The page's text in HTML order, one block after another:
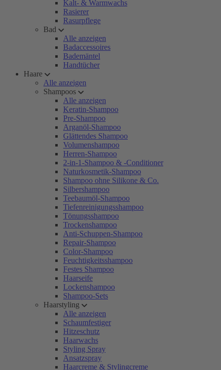
Kalt- & Warmwachs
Rasierer
Rasurpflege
Bad
Alle anzeigen
Badaccessoires
Bademäntel
Handtücher
Haare
Alle anzeigen
Shampoos
Alle anzeigen
Keratin-Shampoo
Pre-Shampoo
Arganöl-Shampoo
Glättendes Shampoo
Volumenshampoo
Herren-Shampoo
2-in-1-Shampoo & -Conditioner
Naturkosmetik-Shampoo
Shampoo ohne Silikone & Co.
Silbershampoo
Teebaumöl-Shampoo
Tiefenreinigungsshampoo
Tönungsshampoo
Trockenshampoo
Anti-Schuppen-Shampoo
Repair-Shampoo
Color-Shampoo
Feuchtigkeitsshampoo
Festes Shampoo
Haarseife
Lockenshampoo
Shampoo-Sets
Haarstyling
Alle anzeigen
Schaumfestiger
Hitzeschutz
Haarwachs
Styling Spray
Ansatzspray
Haarcreme & Stylingcreme